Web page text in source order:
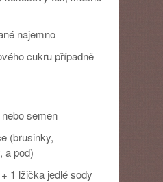
najemno
cukru případně
semen
(brusinky,
a pod)
1 lžička jedlé sody